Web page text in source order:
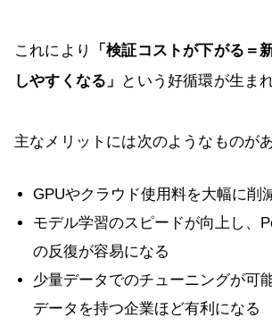
これにより
「検証コストが下がる＝
しやすくなる」
という好循環が生ま
主なメリットには次のようなものが
GPUやクラウド使用料を大幅に削
モデル学習のスピードが向上し、
の反復が容易になる
少量データでのチューニングが可
データを持つ企業ほど有利になる